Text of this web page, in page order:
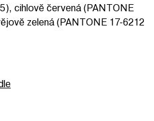
cihlově červená (PANTONE
zelená (PANTONE 17-6212